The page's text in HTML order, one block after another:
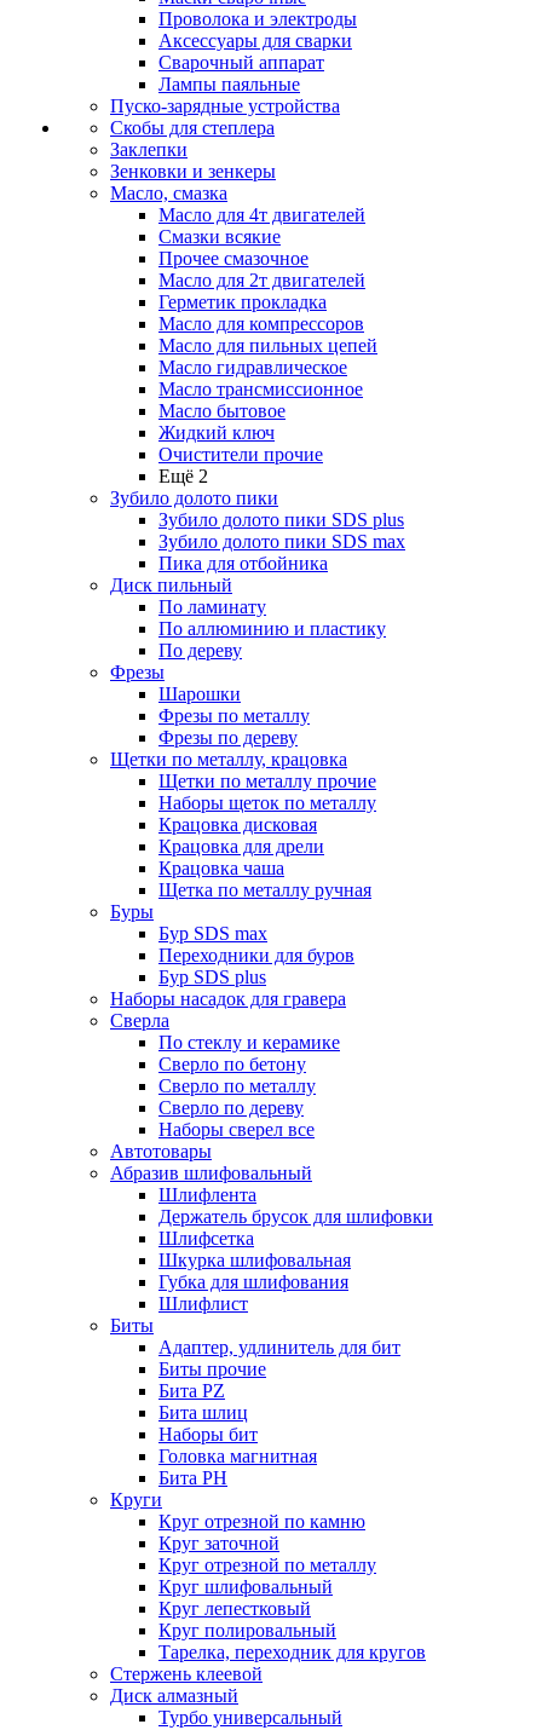
Проволока и электроды
Аксессуары для сварки
Сварочный аппарат
Лампы паяльные
Пуско-зарядные устройства
Скобы для степлера
Заклепки
Зенковки и зенкеры
Масло, смазка
Масло для 4т двигателей
Смазки всякие
Прочее смазочное
Масло для 2т двигателей
Герметик прокладка
Масло для компрессоров
Масло для пильных цепей
Масло гидравлическое
Масло трансмиссионное
Масло бытовое
Жидкий ключ
Очистители прочие
Ещё 2
Зубило долото пики
Зубило долото пики SDS plus
Зубило долото пики SDS max
Пика для отбойника
Диск пильный
По ламинату
По аллюминию и пластику
По дереву
Фрезы
Шарошки
Фрезы по металлу
Фрезы по дереву
Щетки по металлу, крацовка
Щетки по металлу прочие
Наборы щеток по металлу
Крацовка дисковая
Крацовка для дрели
Крацовка чаша
Щетка по металлу ручная
Буры
Бур SDS max
Переходники для буров
Бур SDS plus
Наборы насадок для гравера
Сверла
По стеклу и керамике
Сверло по бетону
Сверло по металлу
Сверло по дереву
Наборы сверел все
Автотовары
Абразив шлифовальный
Шлифлента
Держатель брусок для шлифовки
Шлифсетка
Шкурка шлифовальная
Губка для шлифования
Шлифлист
Биты
Адаптер, удлинитель для бит
Биты прочие
Бита PZ
Бита шлиц
Наборы бит
Головка магнитная
Бита PH
Круги
Круг отрезной по камню
Круг заточной
Круг отрезной по металлу
Круг шлифовальный
Круг лепестковый
Круг полировальный
Тарелка, переходник для кругов
Стержень клеевой
Диск алмазный
Турбо универсальный